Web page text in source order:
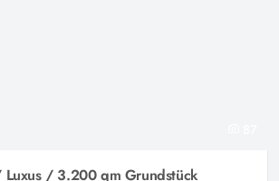
/ 3.200 qm Grundstück